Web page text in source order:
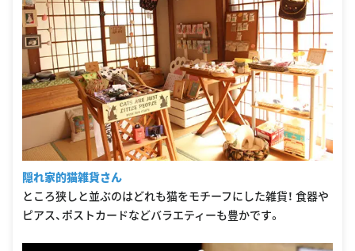
隠れ家的猫雑貨さん
ところ狭しと並ぶのはどれも猫をモチーフにした雑貨！ 食器や
ピアス、ポストカードなどバラエティーも豊かです。